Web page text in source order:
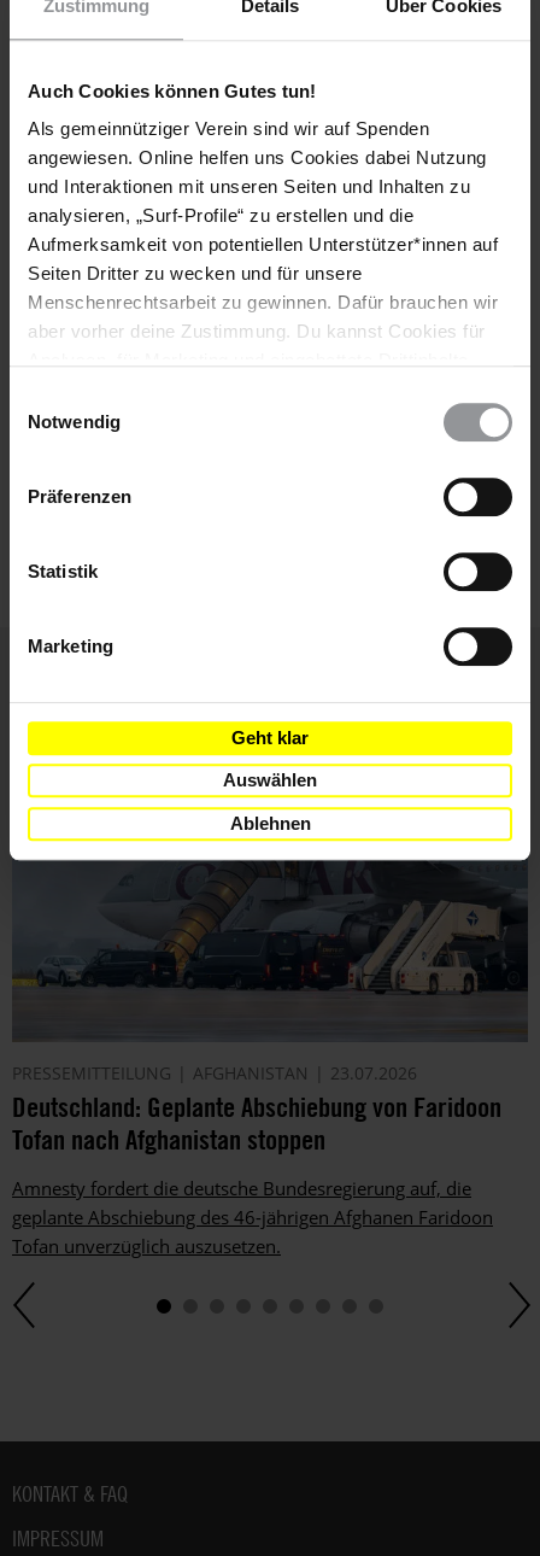
Zustimmung Details Über Cookies
Auch Cookies können Gutes tun!
Als gemeinnütziger Verein sind wir auf Spenden
angewiesen. Online helfen uns Cookies dabei Nutzung
und Interaktionen mit unseren Seiten und Inhalten zu
analysieren, „Surf-Profile“ zu erstellen und die
Aufmerksamkeit von potentiellen Unterstützer*innen auf
Seiten Dritter zu wecken und für unsere
Menschenrechtsarbeit zu gewinnen. Dafür brauchen wir
aber vorher deine Zustimmung. Du kannst Cookies für
wieder ändern. Diesen Banner kannst Du über den Link
Notwendig
Präferenzen
Statistik
Marketing
Geht klar
Auswählen
Ablehnen
Bleib informiert
Header
Text
Abonniere den Amnesty-Newsletter und mach dich
für die Menschenrechte stark!
Vorname
Nachname
Ich habe die
gelesen und stimme
Weitere Artikel
PRESSEMITTEILUNG AFGHANISTAN 23.07.2026
Deutschland: Geplante Abschiebung von Faridoon
Tofan nach Afghanistan stoppen
Amnesty fordert die deutsche Bundesregierung auf, die
geplante Abschiebung des 46-jährigen Afghanen Faridoon
Tofan unverzüglich auszusetzen.
Fußbereich
KONTAKT & FAQ
IMPRESSUM